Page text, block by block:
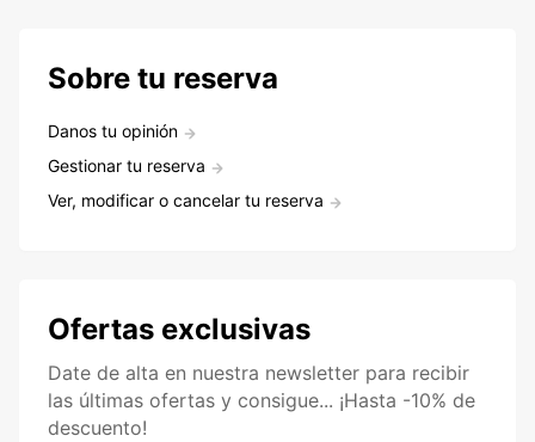
Sobre tu reserva
Danos tu opinión
Gestionar tu reserva
Ver, modificar o cancelar tu reserva
Ofertas exclusivas
Date de alta en nuestra newsletter para recibir
las últimas ofertas y consigue... ¡Hasta -10% de
descuento!